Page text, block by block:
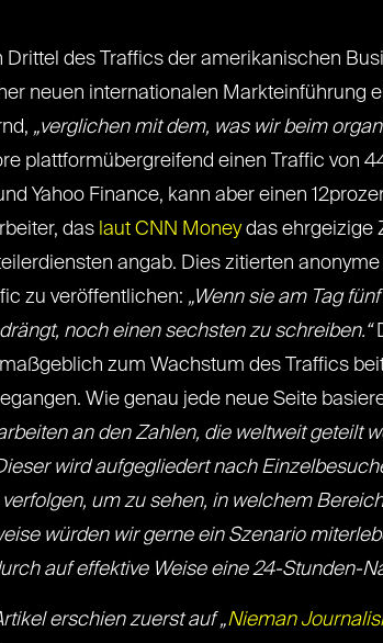
Drittel des Traffics der amerikanischen
neuen internationalen Markteinführung
„verglichen mit dem, was wir beim
plattformübergreifend einen Traffic von
Yahoo Finance, kann aber einen
das laut CNN Moneydas ehrgeizige
angab. Dies zitierten
zu veröffentlichen: „Wenn sie am Tag
noch einen sechsten zu schreiben.“
zum Wachstum des Traffics
Wie genau jede neue Seite
an den Zahlen, die weltweit geteilt
wird aufgegliedert nach
um zu sehen, in welchem
würden wir gerne ein Szenario
auf effektive Weise eine 24-Stunden-
erschien zuerst auf „Nieman